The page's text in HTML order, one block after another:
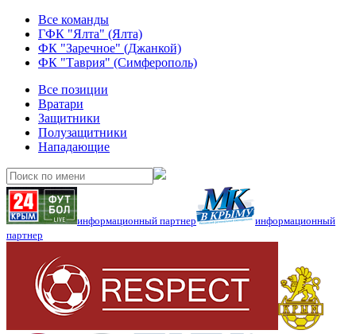
Все команды
ГФК "Ялта" (Ялта)
ФК "Заречное" (Джанкой)
ФК "Таврия" (Симферополь)
Все позиции
Вратари
Защитники
Полузащитники
Нападающие
информационный партнер
информационный
партнер